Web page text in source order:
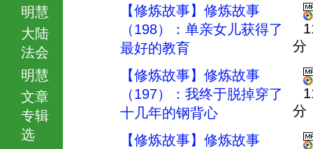
明慧
大陆
法会
明慧
文章
专辑
选
【修炼故事】修炼故事
（198）：单亲女儿获得了
最好的教育
分
【修炼故事】修炼故事
（197）：我终于脱掉穿了
十几年的钢背心
分
【修炼故事】修炼故事